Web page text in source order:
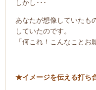
しかし･･･
あなたが想像していたも
していたのです。
「何これ！こんなことお
★イメージを伝える打ち